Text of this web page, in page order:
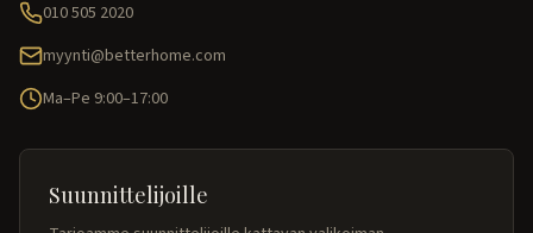
010 505 2020
myynti@betterhome.com
Ma–Pe 9:00–17:00
Suunnittelijoille